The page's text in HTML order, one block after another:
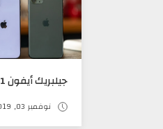
CHECKRA1N جيلبريك IOS 13
أكتوبر 26, 2019